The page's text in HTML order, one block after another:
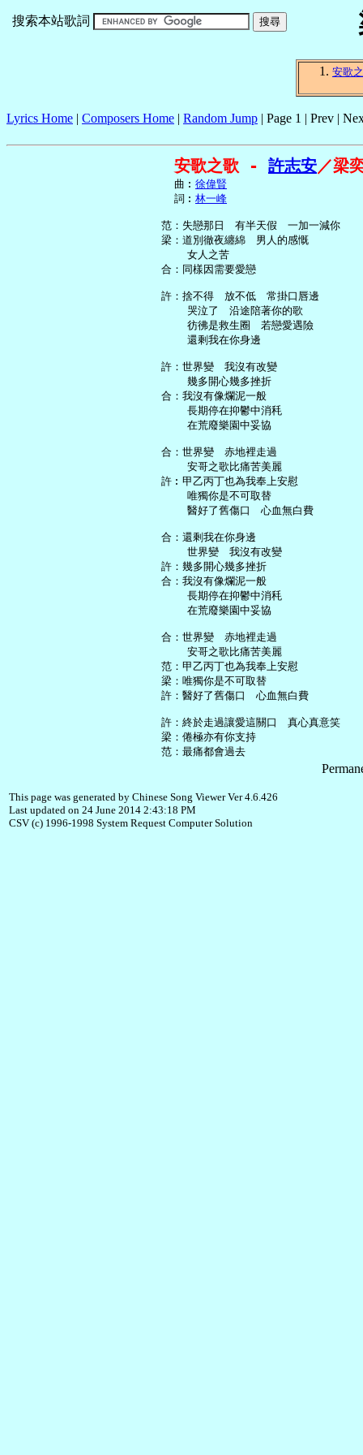
搜索本站歌詞
安歌
Lyrics Home | Composers Home | Random Jump | Page 1 | Prev |
安歌之歌 - 許志安／梁
     曲︰
徐偉賢
     詞︰
林一峰
   范：失戀那日　有半天假　一加一減你
   梁：道別徹夜纏綿　男人的感慨
       女人之苦
   合：同樣因需要愛戀
   許：捨不得　放不低　常掛口唇邊
       哭泣了　沿途陪著你的歌
       彷彿是救生圈　若戀愛遇險
       還剩我在你身邊
   許：世界變　我沒有改變
       幾多開心幾多挫折
   合：我沒有像爛泥一般
       長期停在抑鬱中消秏
       在荒廢樂園中妥協
   合：世界變　赤地裡走過
       安哥之歌比痛苦美麗
   許︰甲乙丙丁也為我奉上安慰
       唯獨你是不可取替
       醫好了舊傷口　心血無白費
   合：還剩我在你身邊
       世界變　我沒有改變
   許：幾多開心幾多挫折
   合：我沒有像爛泥一般
       長期停在抑鬱中消秏
       在荒廢樂園中妥協
   合：世界變　赤地裡走過
       安哥之歌比痛苦美麗
   范：甲乙丙丁也為我奉上安慰
   梁：唯獨你是不可取替
   許：醫好了舊傷口　心血無白費
   許：終於走過讓愛這關口　真心真意笑
   梁：倦極亦有你支持
This page was generated by Chinese Song Viewer Ver 4.6.426
Last updated on 24 June 2014 2:43:18 PM
CSV (c) 1996-1998 System Request Computer Solution